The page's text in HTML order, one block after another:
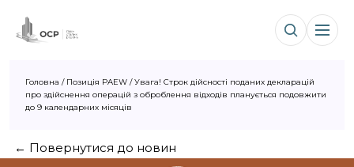
Головна / Позиція PAEW /Увага! Строк дійсності поданих декларацій
про здійснення операцій з оброблення відходів планується подовжити
до 9 календарних місяців
← Повернутися до новин